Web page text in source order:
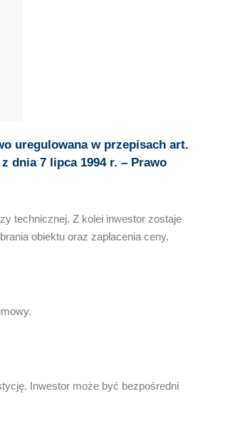
uregulowana w przepisach art.
dnia 7 lipca 1994 r. – Prawo
technicznej. Z kolei inwestor zostaje
obiektu oraz zapłacenia ceny.
Inwestor może być bezpośredni